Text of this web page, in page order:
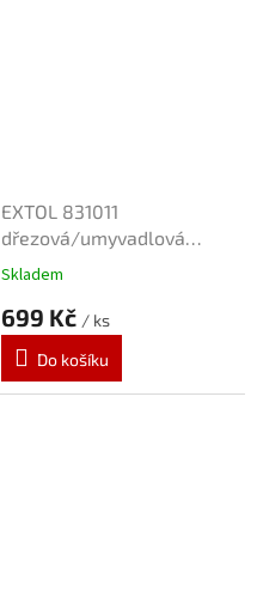
EXTOL 831011
dřezová/umyvadlová
baterie bílá
Skladem
699 Kč / ks
Do košíku